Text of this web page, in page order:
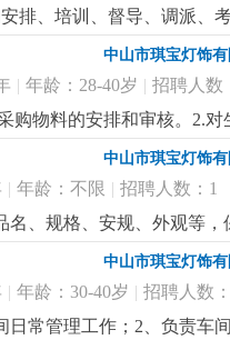
理结果跟踪7.经常与客户
输入、输出月结及成品电
意度进行调查及汇总分析
工作守则，有违反守则的
能力及服务意识，具有两
操作及office办公软件，具
排、培训、督导、调派、
反映属员之情况，并研拟
爱本行业、为公司创造效
限，产前说明并严格执行
带领团队按时、保质、保
并贯彻达成 4.负责安排人
有效管制之督导 6.负责品
排人员执行不良品、不合
负责作业现场6s工作及
工作经验,有电子产品生产
现场''6s‘管理更详细...
中山市琪宝灯饰
| 年龄：28-40岁 | 招聘人数
购物料的安排和审核。2.
和车辆的管理。5.监督车
工程灯饰企业计划管理
织、协调、沟通能力；4.
中山市琪宝灯饰
| 年龄：不限 | 招聘人数：1
名、规格、安规、外观等
求，整体效果，表面加工
中山市琪宝灯饰
| 年龄：30-40岁 | 招聘人数
日常管理工作；2、负责车